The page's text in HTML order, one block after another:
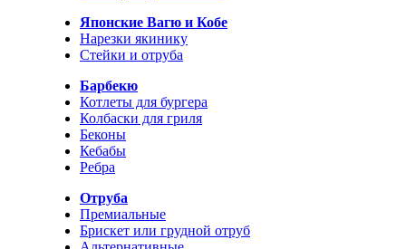
Японские Вагю и Кобе
Нарезки якинику
Стейки и отруба
Барбекю
Котлеты для бургера
Колбаски для гриля
Беконы
Кебабы
Ребра
Отруба
Премиальные
Брискет или грудной отруб